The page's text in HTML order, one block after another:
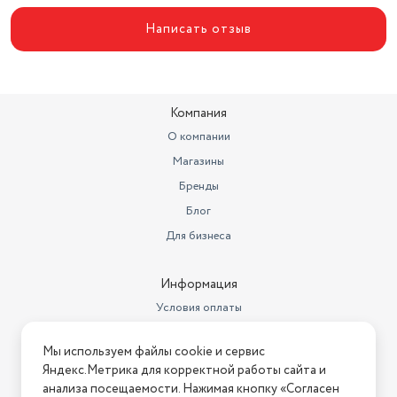
1 шт
Написать отзыв
Компания
О компании
Магазины
Бренды
Блог
Для бизнеса
Информация
Условия оплаты
Условия возврата
Нашли ошибку на сайте? Напишите нам
Мы используем файлы cookie и сервис
Яндекс.Метрика для корректной работы сайта и
анализа посещаемости. Нажимая кнопку «Согласен